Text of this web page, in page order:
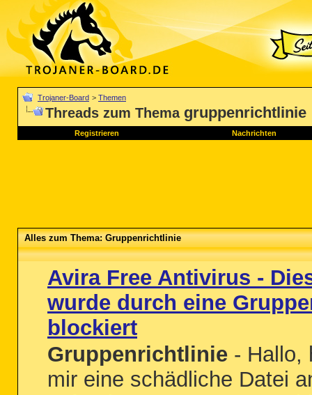
Trojaner-Board > Themen
Threads zum Thema gruppenrichtlinie
Registrieren Nachrichten
Alles zum Thema: Gruppenrichtlinie
Avira Free Antivirus -
wurde durch eine
blockiert
Gruppenrichtlinie - Hallo,
mir eine schädliche Datei